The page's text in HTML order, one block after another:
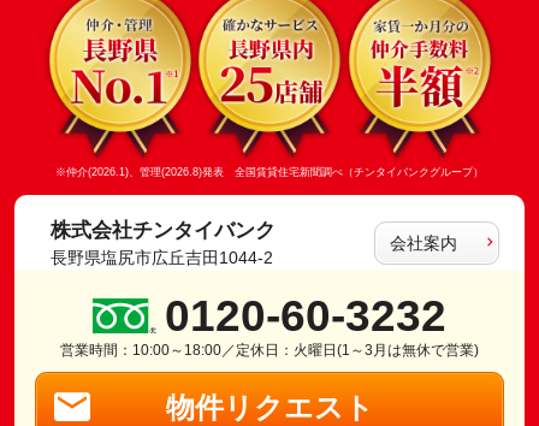
※仲介(2026.1)、管理(2026.8)発表 全国賃貸住宅新聞調べ（チンタイバンクグループ）
株式会社チンタイバンク
長野県塩尻市広丘吉田1044-2
会社案内
0120-60-3232
営業時間：10:00～18:00／定休日：火曜日(1～3月は無休で営業)
物件リクエスト